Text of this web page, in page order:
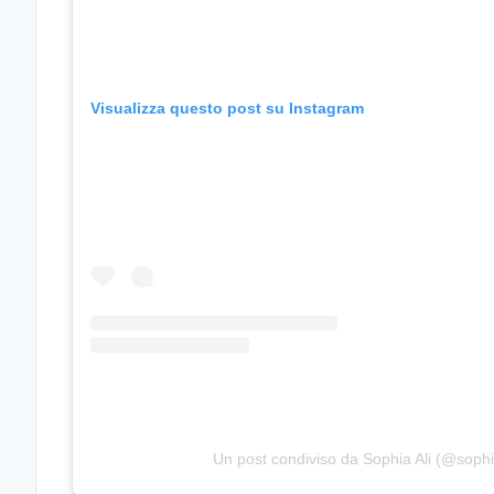
Visualizza questo post su Instagram
Un post condiviso da Sophia Ali